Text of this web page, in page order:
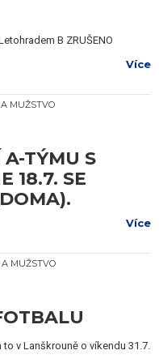
B ZRUŠENO
Více
A MUŽSTVO
TÝMU S
18.7. SE
Více
A MUŽSTVO
to v Lanškrouně o víkendu 31.7.